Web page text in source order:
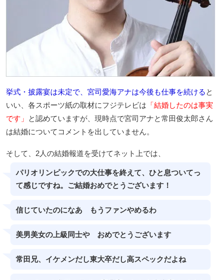
挙式・披露宴は未定で、宮司愛海アナは今後も仕事を続ける と
いい、各スポーツ紙の取材にフジテレビは 「結婚したのは事実
です」
と認めていますが、現時点で宮司アナと常田俊太郎さん
は結婚についてコメントを出していません。
そして、2人の結婚報道を受けてネット上では、
パリオリンピックでの大仕事を終えて、ひと息ついてっ
て感じですね。ご結婚おめでとうございます！
信じていたのになあ もうファンやめるわ
美男美女の上級同士や おめでとうございます
常田兄、イケメンだし東大卒だし高スペックだよね